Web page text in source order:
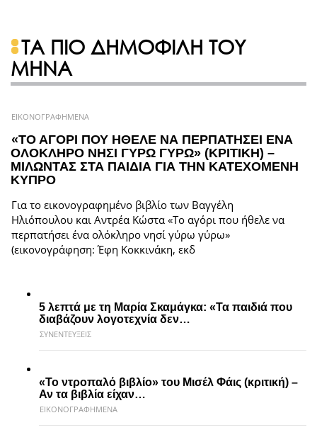
ΤΑ ΠΙΟ ΔΗΜΟΦΙΛΗ ΤΟΥ
ΜΗΝΑ
ΕΙΚΟΝΟΓΡΑΦΗΜΕΝΑ
«ΤΟ ΑΓΟΡΙ ΠΟΥ ΗΘΕΛΕ ΝΑ ΠΕΡΠΑΤΗΣΕΙ ΕΝΑ
ΟΛΟΚΛΗΡΟ ΝΗΣΙ ΓΥΡΩ ΓΥΡΩ» (ΚΡΙΤΙΚΗ) –
ΜΙΛΩΝΤΑΣ ΣΤΑ ΠΑΙΔΙΑ ΓΙΑ ΤΗΝ ΚΑΤΕΧΟΜΕΝΗ
ΚΥΠΡΟ
Για το εικονογραφημένο βιβλίο των Βαγγέλη
Ηλιόπουλου και Αντρέα Κώστα «Το αγόρι που ήθελε να
περπατήσει ένα ολόκληρο νησί γύρω γύρω»
(εικονογράφηση: Έφη Κοκκινάκη, εκδ
5 λεπτά με τη Μαρία Σκαμάγκα: «Τα παιδιά που
διαβάζουν λογοτεχνία δεν…
ΣΥΝΕΝΤΕΥΞΕΙΣ
«Το ντροπαλό βιβλίο» του Μισέλ Φάις (κριτική) –
Αν τα βιβλία είχαν…
ΕΙΚΟΝΟΓΡΑΦΗΜΕΝΑ